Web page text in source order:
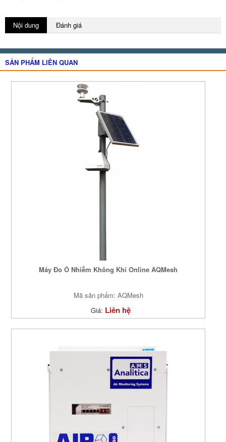
Nội dung Đánh giá
SẢN PHẨM LIÊN QUAN
Máy Đo Ô Nhiễm Không Khí Online AQMesh
Mã sản phẩm: AQMesh
Giá: Liên hệ